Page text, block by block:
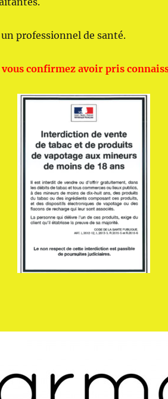
professionnel de santé.
confirmez avoir pris